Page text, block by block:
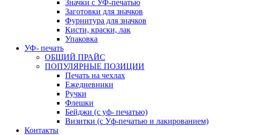
Значки с УФ-печатью
Заготовки для значков
Фурнитура для значков
Кисти, краски, лак
Упаковка
УФ- печать
ОБЩИЙ ПРАЙС
ПОПУЛЯРНЫЕ ПОЗИЦИИ
Печать на чехлах
Ежедневники
Ручки
Флешки
Бейджи (с уф- печатью)
Визитки (с Уф-печатью и лакированием)
Контакты